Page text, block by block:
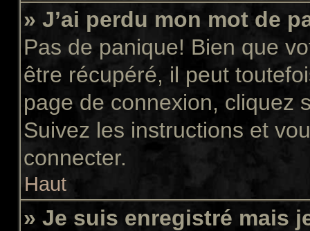
» J’ai perdu mon mot de
Pas de panique! Bien que
être récupéré, il peut
page de connexion, cliquez
Suivez les instructions et
connecter.
Haut
» Je suis enregistré mais